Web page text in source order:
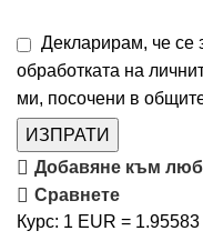
Декларирам, че се
обработката на
ми, посочени в
ИЗПРАТИ
Добавяне към
Сравнете
Курс: 1 EUR = 1.95583